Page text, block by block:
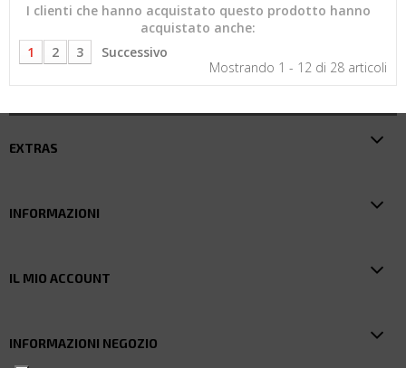
I clienti che hanno acquistato questo prodotto hanno
acquistato anche:
1
2 3
Successivo
Mostrando 1 - 12 di 28 articoli
EXTRAS
INFORMAZIONI
IL MIO ACCOUNT
INFORMAZIONI NEGOZIO